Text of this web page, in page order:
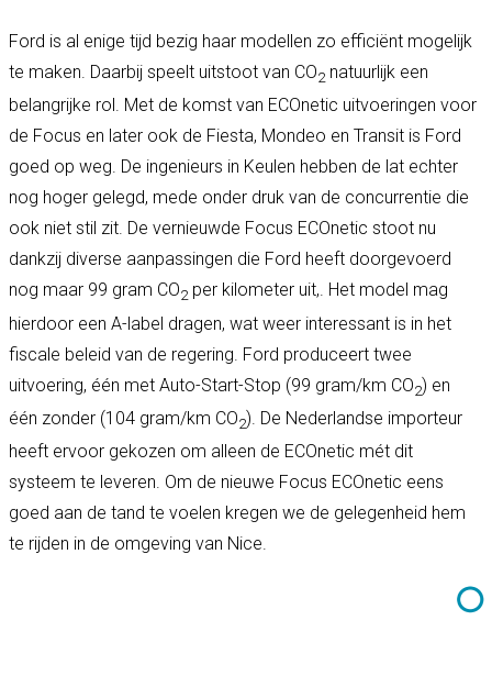
Ford is al enige tijd bezig haar modellen zo efficiënt mogelijk
te maken. Daarbij speelt uitstoot van CO2 natuurlijk een
belangrijke rol. Met de komst van ECOnetic uitvoeringen voor
de Focus en later ook de Fiesta, Mondeo en Transit is Ford
goed op weg. De ingenieurs in Keulen hebben de lat echter
nog hoger gelegd, mede onder druk van de concurrentie die
ook niet stil zit. De vernieuwde Focus ECOnetic stoot nu
dankzij diverse aanpassingen die Ford heeft doorgevoerd
nog maar 99 gram CO2 per kilometer uit,. Het model mag
hierdoor een A-label dragen, wat weer interessant is in het
fiscale beleid van de regering. Ford produceert twee
uitvoering, één met Auto-Start-Stop (99 gram/km CO2) en
één zonder (104 gram/km CO2). De Nederlandse importeur
heeft ervoor gekozen om alleen de ECOnetic mét dit
systeem te leveren. Om de nieuwe Focus ECOnetic eens
goed aan de tand te voelen kregen we de gelegenheid hem
te rijden in de omgeving van Nice.